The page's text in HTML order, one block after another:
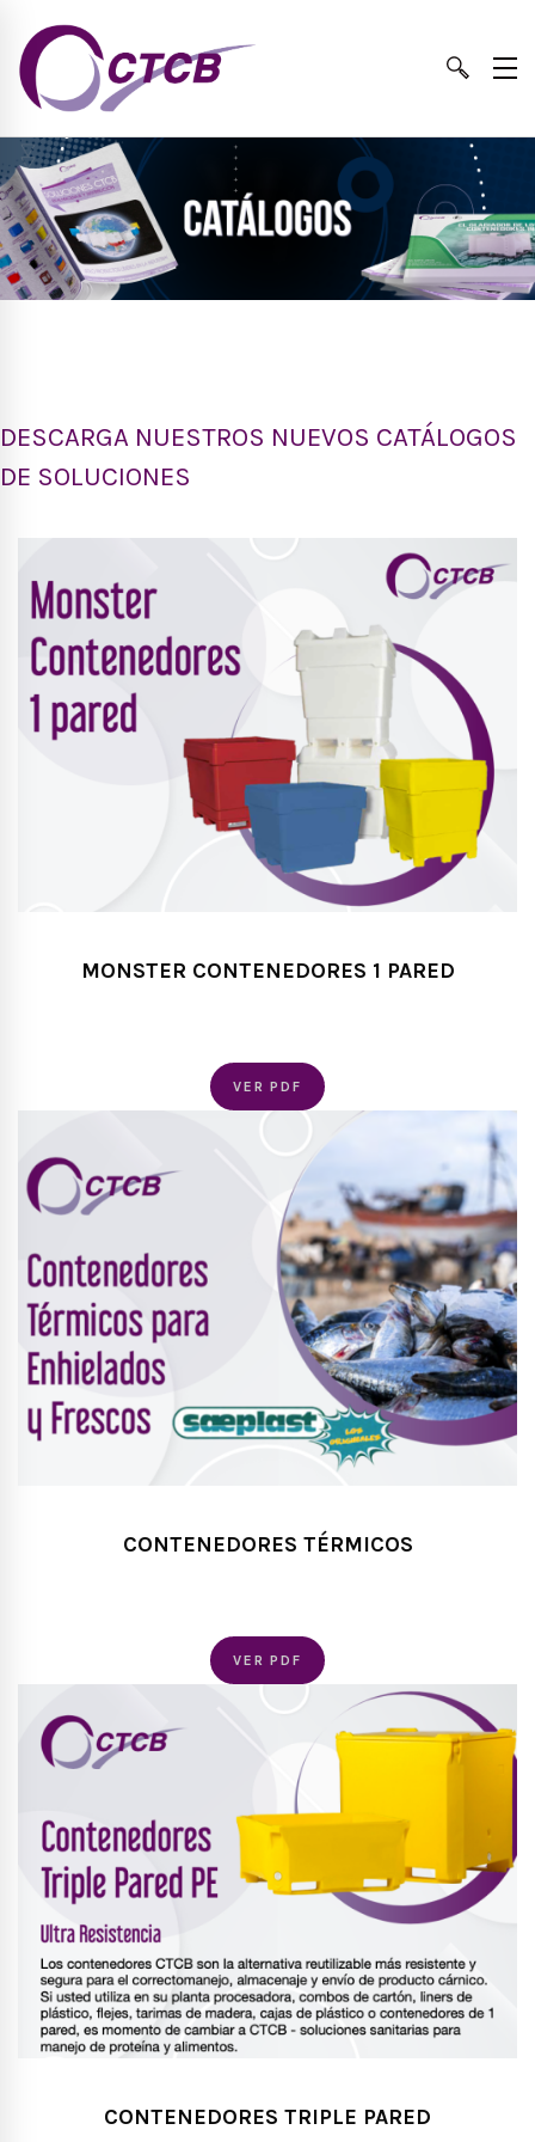
DESCARGA NUESTROS NUEVOS CATÁLOGOS
DE SOLUCIONES
MONSTER CONTENEDORES 1 PARED
VER PDF
CONTENEDORES TÉRMICOS
VER PDF
CONTENEDORES TRIPLE PARED